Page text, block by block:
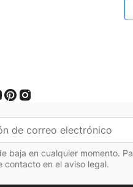
baja en cualquier momento.
contacto en el aviso legal.